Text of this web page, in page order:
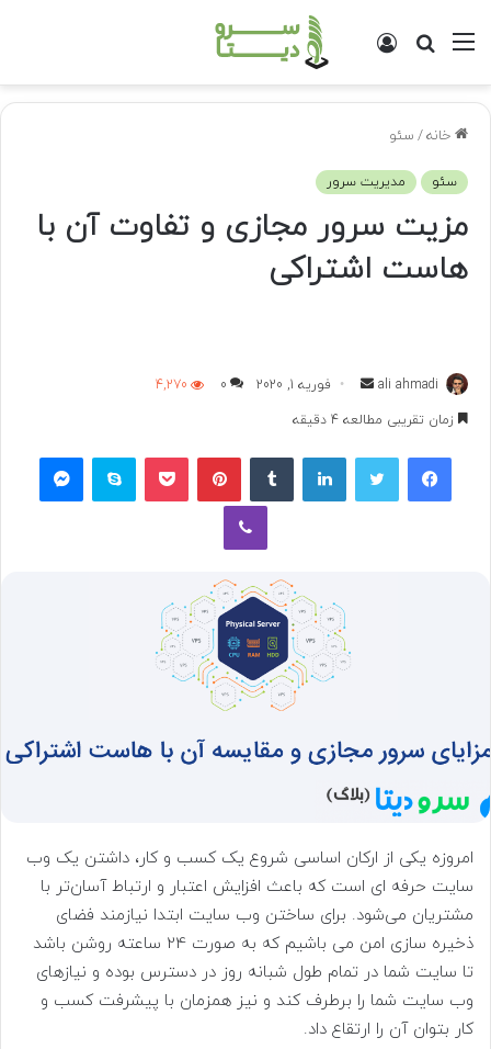
منو
جستجو
خانه/ سئو
سئو مدیریت سرور
مزیت سرور مجازی و تفاوت آن با
هاست اشتراکی
ali ahmadi فوریه 1, 2020 0
4,270
زمان تقریبی مطالعه 4 دقیقه
فیسبوک لینکداین پینتریست پاکت اسکایپ
وایبر
امروزه یکی از ارکان اساسی شروع یک کسب و کار، داشتن یک وب
سایت حرفه ای است که باعث افزایش اعتبار و ارتباط آسان‌تر با
مشتریان می‌شود. برای ساختن وب سایت ابتدا نیازمند فضای
ذخیره سازی امن می باشیم که به صورت 24 ساعته روشن باشد
تا سایت شما در تمام طول شبانه روز در دسترس بوده و نیازهای
وب سایت شما را برطرف کند و نیز همزمان با پیشرفت کسب و
کار بتوان آن را ارتقاع داد.